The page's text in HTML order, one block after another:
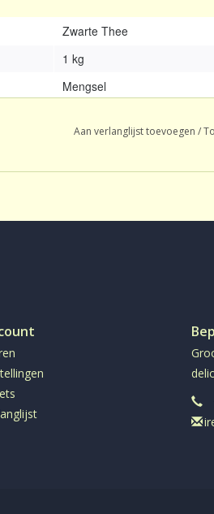
Zwarte Thee
1 kg
Mengsel
Geen
conventioneel
Aan verlanglijst toevoegen /